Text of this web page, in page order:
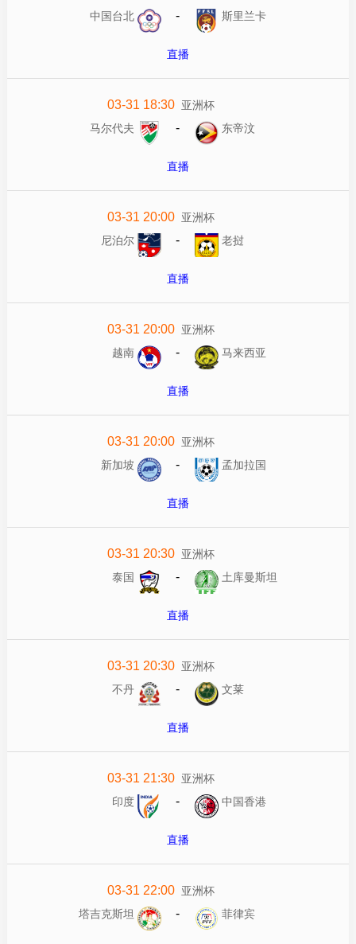
中国台北
- 斯里兰卡
直播
03-31 18:30 亚洲杯
马尔代夫
- 东帝汶
直播
03-31 20:00 亚洲杯
尼泊尔
- 老挝
直播
03-31 20:00 亚洲杯
越南
- 马来西亚
直播
03-31 20:00 亚洲杯
新加坡
- 孟加拉国
直播
03-31 20:30 亚洲杯
泰国
- 土库曼斯坦
直播
03-31 20:30 亚洲杯
不丹
- 文莱
直播
03-31 21:30 亚洲杯
印度
- 中国香港
直播
03-31 22:00 亚洲杯
塔吉克斯坦
- 菲律宾